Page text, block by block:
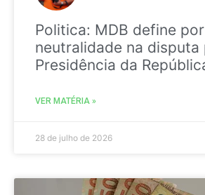
Politica: MDB define por
neutralidade na disputa
Presidência da
VER MATÉRIA »
28 de julho de 2026